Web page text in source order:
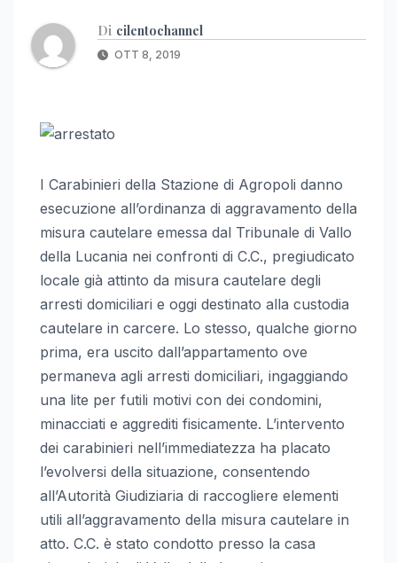
Di cilentochannel
OTT 8, 2019
I Carabinieri della Stazione di Agropoli danno
esecuzione all’ordinanza di aggravamento della
misura cautelare emessa dal Tribunale di Vallo
della Lucania nei confronti di C.C., pregiudicato
locale già attinto da misura cautelare degli
arresti domiciliari e oggi destinato alla custodia
cautelare in carcere. Lo stesso, qualche giorno
prima, era uscito dall’appartamento ove
permaneva agli arresti domiciliari, ingaggiando
una lite per futili motivi con dei condomini,
minacciati e aggrediti fisicamente. L’intervento
dei carabinieri nell’immediatezza ha placato
l’evolversi della situazione, consentendo
all’Autorità Giudiziaria di raccogliere elementi
utili all’aggravamento della misura cautelare in
atto. C.C. è stato condotto presso la casa